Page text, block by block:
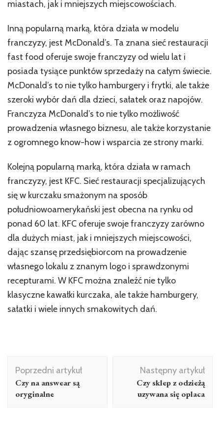
miastach, jak i mniejszych miejscowościach.
Inną popularną marką, która działa w modelu
franczyzy, jest McDonald’s. Ta znana sieć restauracji
fast food oferuje swoje franczyzy od wielu lat i
posiada tysiące punktów sprzedaży na całym świecie.
McDonald’s to nie tylko hamburgery i frytki, ale także
szeroki wybór dań dla dzieci, sałatek oraz napojów.
Franczyza McDonald’s to nie tylko możliwość
prowadzenia własnego biznesu, ale także korzystanie
z ogromnego know-how i wsparcia ze strony marki.
Kolejną popularną marką, która działa w ramach
franczyzy, jest KFC. Sieć restauracji specjalizujących
się w kurczaku smażonym na sposób
południowoamerykański jest obecna na rynku od
ponad 60 lat. KFC oferuje swoje franczyzy zarówno
dla dużych miast, jak i mniejszych miejscowości,
dając szansę przedsiębiorcom na prowadzenie
własnego lokalu z znanym logo i sprawdzonymi
recepturami. W KFC można znaleźć nie tylko
klasyczne kawałki kurczaka, ale także hamburgery,
sałatki i wiele innych smakowitych dań.
Nawigacja
wpisu
Poprzedni artykuł
Czy na answear są
oryginalne
Następny artykuł
Czy sklep z odzieżą
uzywana się oplaca